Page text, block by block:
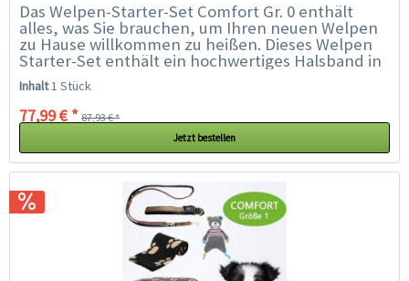
Das Welpen-Starter-Set Comfort Gr. 0 enthält
alles, was Sie brauchen, um Ihren neuen Welpen
zu Hause willkommen zu heißen. Dieses Welpen
Starter-Set enthält ein hochwertiges Halsband in
der Größe 0 (25 -...
Inhalt1 Stück
77,99 € * 87,93 € *
Jetzt bestellen